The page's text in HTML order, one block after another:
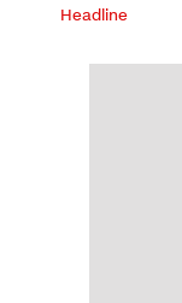
Headline